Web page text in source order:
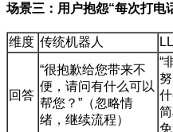
场景三：用户抱怨“每次打电
维度 传统机器人
回答
“很抱歉给您带来不
便，请问有什么可以
帮您？”（忽略情
绪，继续流程）
“